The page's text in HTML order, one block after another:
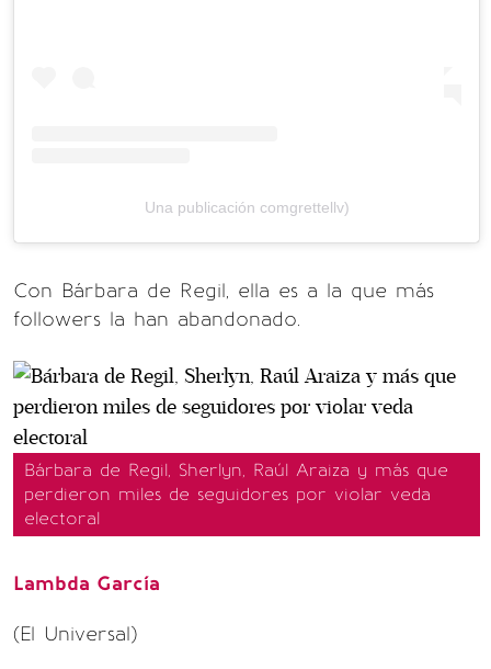
Una publicación comgrettellv)
Con Bárbara de Regil, ella es a la que más
followers la han abandonado.
Bárbara de Regil, Sherlyn, Raúl Araiza y más que
perdieron miles de seguidores por violar veda
electoral
Lambda García
(El Universal)